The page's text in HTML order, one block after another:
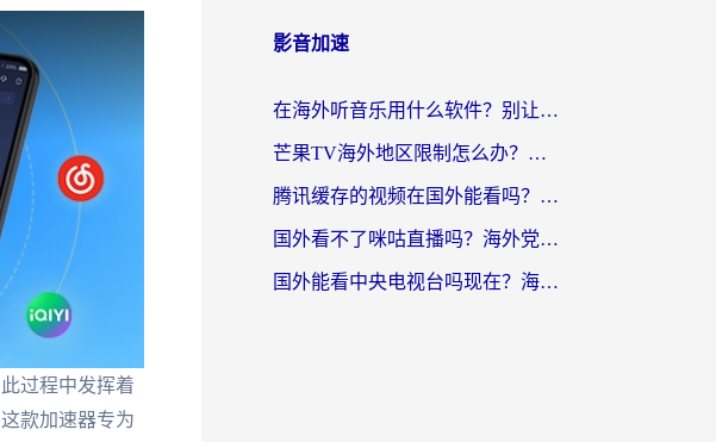
过程中发挥着
款加速器专为
影音加速
在海外听音乐用什么软件？别让地域限制断了你的华语歌单
芒果TV海外地区限制怎么办？海外党追剧看片的实用加速器选择指南
腾讯缓存的视频在国外能看吗？海外党追剧看片的终极解决方案
国外看不了咪咕直播吗？海外党追剧看片的加速器选择指南
国外能看中央电视台吗现在？海外党追剧看央视的实用指南